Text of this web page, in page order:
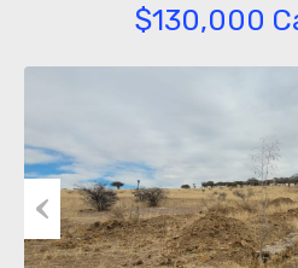
$130,000
Previous